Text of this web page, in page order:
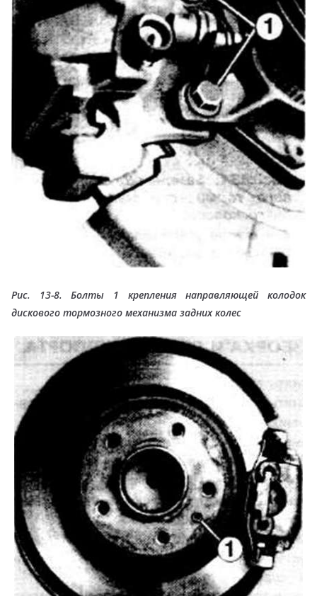
Рис. 13-8. Болты 1 крепления направляющей колодок
дискового тормозного механизма задних колес